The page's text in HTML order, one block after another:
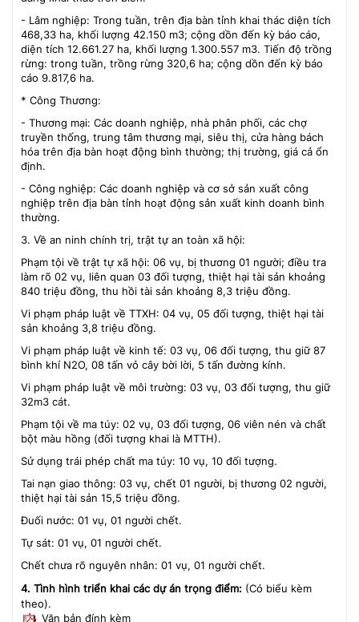
- Lâm nghiệp: Trong tuần, trên địa bàn tỉnh khai thác diện tích
468,33 ha, khối lượng 42.150 m3; cộng dồn đến kỳ báo cáo,
diện tích 12.661.27 ha, khối lượng 1.300.557 m3. Tiến độ trồng
rừng: trong tuần, trồng rừng 320,6 ha; cộng dồn đến kỳ báo
cáo 9.817,6 ha.
* Công Thương:
- Thương mại: Các doanh nghiệp, nhà phân phối, các chợ
truyền thống, trung tâm thương mại, siêu thị, cửa hàng bách
hóa trên địa bàn hoạt động bình thường; thị trường, giá cả ổn
định.
- Công nghiệp: Các doanh nghiệp và cơ sở sản xuất công
nghiệp trên địa bàn tỉnh hoạt động sản xuất kinh doanh bình
thường.
3. Về an ninh chính trị, trật tự an toàn xã hội:
Phạm tội về trật tự xã hội: 06 vụ, bị thương 01 người; điều tra
làm rõ 02 vụ, liên quan 03 đối tượng, thiệt hại tài sản khoảng
840 triệu đồng, thu hồi tài sản khoảng 8,3 triệu đồng.
Vi phạm pháp luật về TTXH: 04 vụ, 05 đối tượng, thiệt hại tài
sản khoảng 3,8 triệu đồng.
Vi phạm pháp luật về kinh tế: 03 vụ, 06 đối tượng, thu giữ 87
bình khí N2O, 08 tấn vỏ cây bời lời, 5 tấn đường kính.
Vi phạm pháp luật về môi trường: 03 vụ, 03 đối tượng, thu giữ
32m3 cát.
Phạm tội về ma túy: 02 vụ, 03 đối tượng, 06 viên nén và chất
bột màu hồng (đối tượng khai là MTTH).
Sử dụng trái phép chất ma túy: 10 vụ, 10 đối tượng.
Tai nạn giao thông: 03 vụ, chết 01 người, bị thương 02 người,
thiệt hại tài sản 15,5 triệu đồng.
Đuối nước: 01 vụ, 01 người chết.
Tự sát: 01 vụ, 01 người chết.
Chết chưa rõ nguyên nhân: 01 vụ, 01 người chết.
4. Tình hình triển khai các dự án trọng điểm: (Có biểu kèm
theo).
Văn bản đính kèm